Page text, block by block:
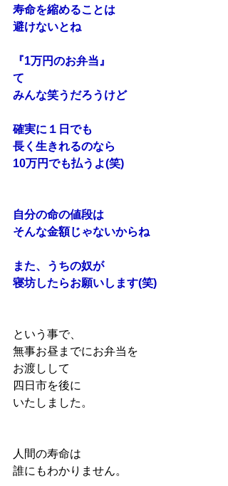
寿命を縮めることは
避けないとね
『1万円のお弁当』
て
みんな笑うだろうけど
確実に１日でも
長く生きれるのなら
10万円でも払うよ(笑)
自分の命の値段は
そんな金額じゃないからね
また、うちの奴が
寝坊したらお願いします(笑)
という事で、
無事お昼までにお弁当を
お渡しして
四日市を後に
いたしました。
人間の寿命は
誰にもわかりません。